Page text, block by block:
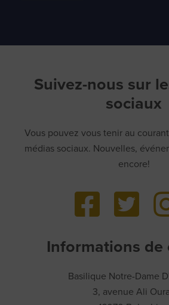
Suivez-nous sur
sociaux
Vous pouvez vous tenir au
médias sociaux. Nouvelles,
encore!
Informations de
Basilique Notre-Dame
3, avenue Ali